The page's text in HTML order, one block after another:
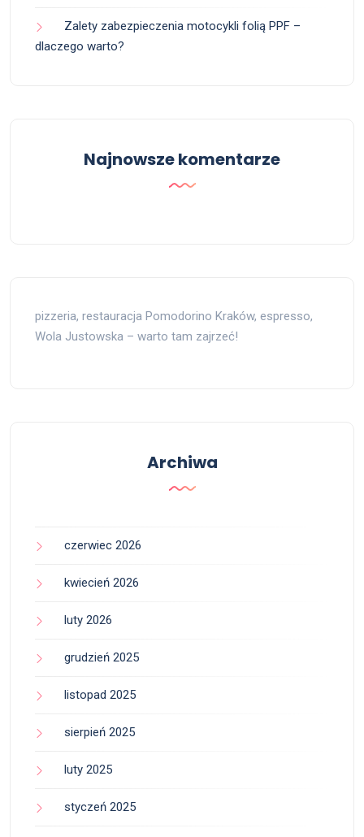
Zalety zabezpieczenia motocykli folią PPF –
dlaczego warto?
Najnowsze komentarze
pizzeria, restauracja Pomodorino Kraków, espresso,
Wola Justowska – warto tam zajrzeć!
Archiwa
czerwiec 2026
kwiecień 2026
luty 2026
grudzień 2025
listopad 2025
sierpień 2025
luty 2025
styczeń 2025